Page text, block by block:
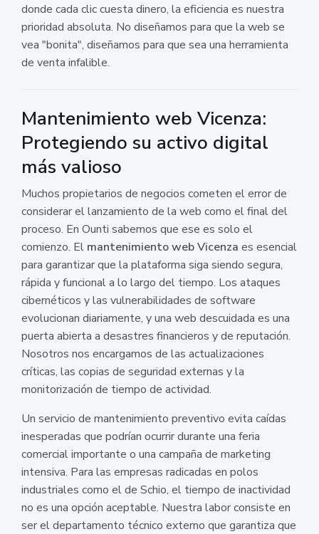
donde cada clic cuesta dinero, la eficiencia es nuestra
prioridad absoluta. No diseñamos para que la web se
vea "bonita", diseñamos para que sea una herramienta
de venta infalible.
Mantenimiento web Vicenza:
Protegiendo su activo digital
más valioso
Muchos propietarios de negocios cometen el error de
considerar el lanzamiento de la web como el final del
proceso. En Ounti sabemos que ese es solo el
comienzo. El mantenimiento web Vicenza es esencial
para garantizar que la plataforma siga siendo segura,
rápida y funcional a lo largo del tiempo. Los ataques
cibernéticos y las vulnerabilidades de software
evolucionan diariamente, y una web descuidada es una
puerta abierta a desastres financieros y de reputación.
Nosotros nos encargamos de las actualizaciones
críticas, las copias de seguridad externas y la
monitorización de tiempo de actividad.
Un servicio de mantenimiento preventivo evita caídas
inesperadas que podrían ocurrir durante una feria
comercial importante o una campaña de marketing
intensiva. Para las empresas radicadas en polos
industriales como el de Schio, el tiempo de inactividad
no es una opción aceptable. Nuestra labor consiste en
ser el departamento técnico externo que garantiza que